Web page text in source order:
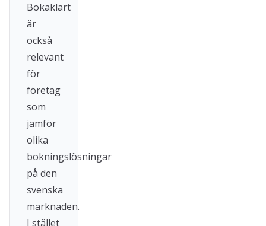
Bokaklart
är
också
relevant
för
företag
som
jämför
olika
bokningslösningar
på den
svenska
marknaden.
I stället